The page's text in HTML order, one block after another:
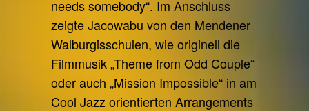
needs somebody“. Im Anschluss
zeigte Jacowabu von den Mendener
Walburgisschulen, wie originell die
Filmmusik „Theme from Odd Couple“
oder auch „Mission Impossible“ in am
Cool Jazz orientierten Arrangements